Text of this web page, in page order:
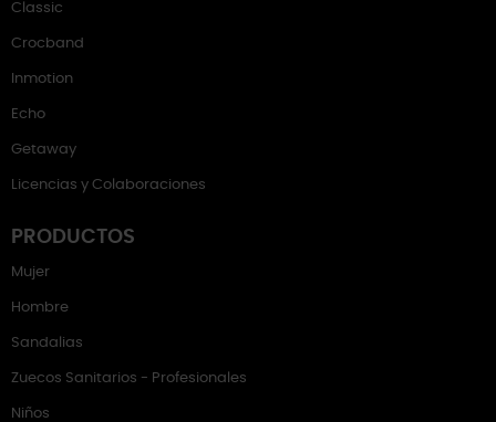
Classic
Crocband
Inmotion
Echo
Getaway
Licencias y Colaboraciones
PRODUCTOS
Mujer
Hombre
Sandalias
Zuecos Sanitarios - Profesionales
Niños